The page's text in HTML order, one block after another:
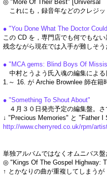
◎ "More Of Their Best" [Universal
これにも，録音年などのクレジッ
● "You Done What The Doctor
この CD を，専門店でも何でもな
残念ながら現在では入手が難しそ
● "MCA gems: Blind Boys Of
中村とうよう氏入魂の編集による
1.～ 16. が Archie Brownlee 師在
● "Something To Shout About"
４月３０日発売予定の編集盤。
↓ "Precious Memories" と "Father I
http://www.cherryred.co.uk/rpm/
単独アルバムではなくオムニバス
◎ "Kings Of The Gospel Highway:
↑ とかなりの曲が重複してしまう